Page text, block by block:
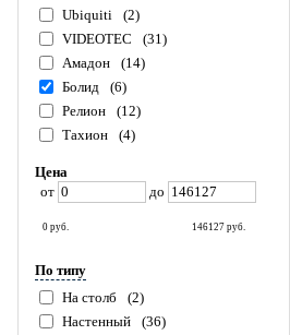
Ubiquiti
(2)
VIDEOTEC
(31)
Амадон
(14)
Болид
(6)
Релион
(12)
Тахион
(4)
Цена
от
до
0 руб. 146127 руб.
По типу
На столб
(2)
Настенный
(36)